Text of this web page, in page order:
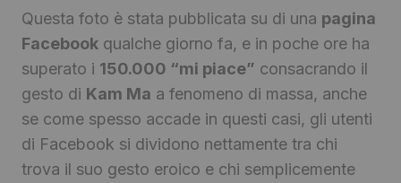
Questa foto è stata pubblicata su di una pagina
Facebook qualche giorno fa, e in poche ore ha
superato i 150.000 “mi piace” consacrando il
gesto di Kam Ma a fenomeno di massa, anche
se come spesso accade in questi casi, gli utenti
di Facebook si dividono nettamente tra chi
trova il suo gesto eroico e chi semplicemente